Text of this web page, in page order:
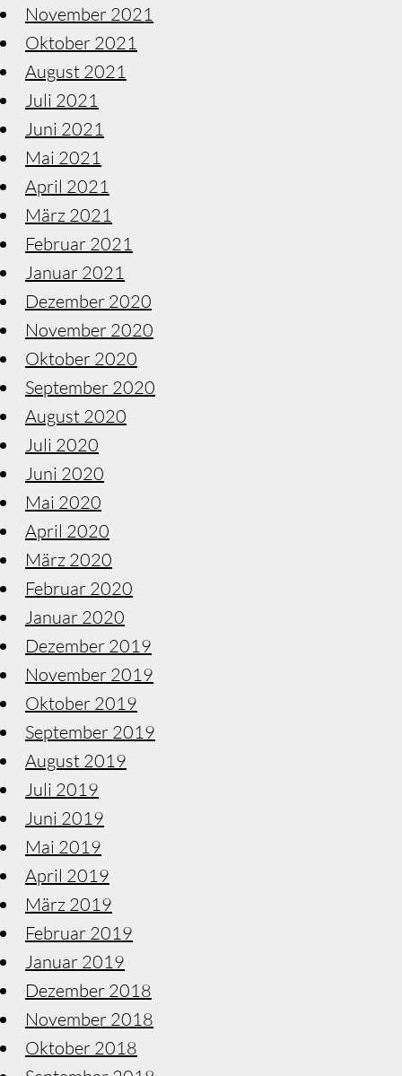
November 2021
Oktober 2021
August 2021
Juli 2021
Juni 2021
Mai 2021
April 2021
März 2021
Februar 2021
Januar 2021
Dezember 2020
November 2020
Oktober 2020
September 2020
August 2020
Juli 2020
Juni 2020
Mai 2020
April 2020
März 2020
Februar 2020
Januar 2020
Dezember 2019
November 2019
Oktober 2019
September 2019
August 2019
Juli 2019
Juni 2019
Mai 2019
April 2019
März 2019
Februar 2019
Januar 2019
Dezember 2018
November 2018
Oktober 2018